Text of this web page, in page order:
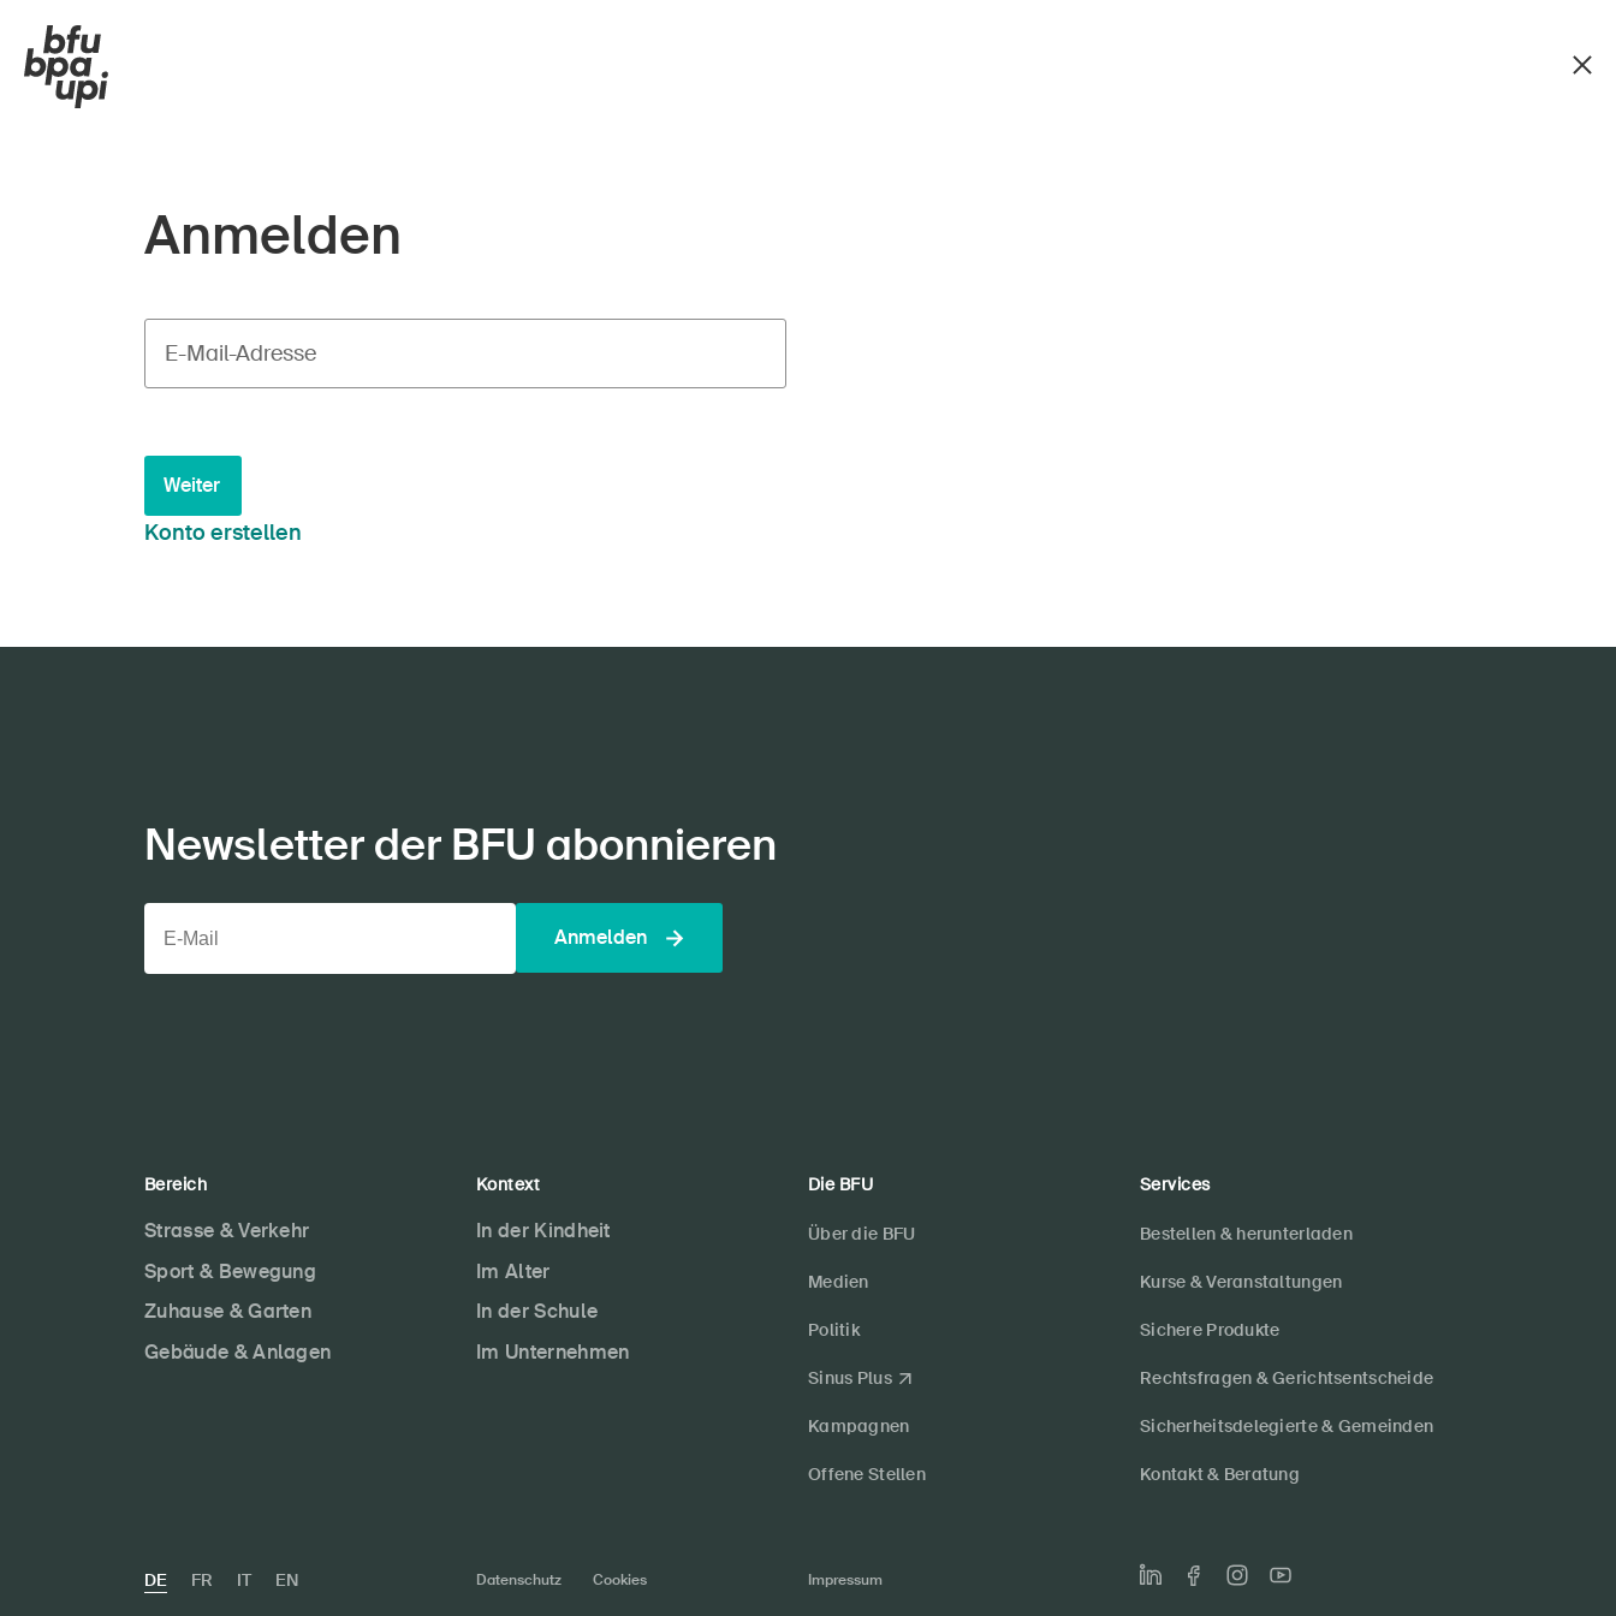
Anmelden
E-Mail-Adresse
Weiter
Konto erstellen
Newsletter der BFU abonnieren
Anmelden
Bereich
Strasse & Verkehr
Sport & Bewegung
Zuhause & Garten
Gebäude & Anlagen
Kontext
In der Kindheit
Im Alter
In der Schule
Im Unternehmen
Die BFU
Über die BFU
Medien
Politik
Sinus Plus
Kampagnen
Offene Stellen
Services
Bestellen & herunterladen
Kurse & Veranstaltungen
Sichere Produkte
Rechtsfragen & Gerichtsentscheide
Sicherheitsdelegierte & Gemeinden
Kontakt & Beratung
DE FR IT EN Datenschutz Cookies Impressum